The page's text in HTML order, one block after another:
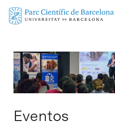
Skip
Eventos